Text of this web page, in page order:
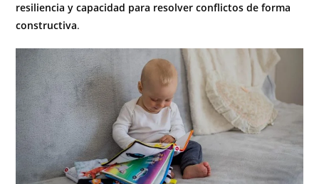
resiliencia y capacidad para resolver conflictos de forma
constructiva.